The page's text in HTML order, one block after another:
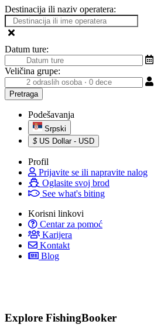
Destinacija ili naziv operatera:
Datum ture:
Veličina grupe:
Podešavanja
Srpski
$ US Dollar - USD
Profil
Prijavite se ili napravite nalog
Oglasite svoj brod
See what's biting
Korisni linkovi
Centar za pomoć
Karijera
Kontakt
Blog
Explore FishingBooker